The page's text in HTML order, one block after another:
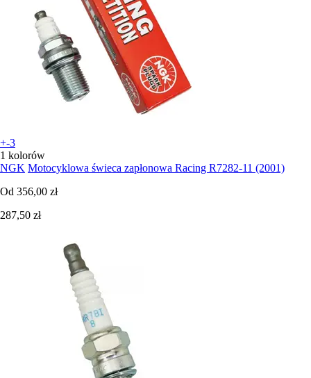
+-3
1 kolorów
NGK Motocyklowa świeca zapłonowa Racing R7282-11 (2001)
Od 356,00 zł
287,50 zł